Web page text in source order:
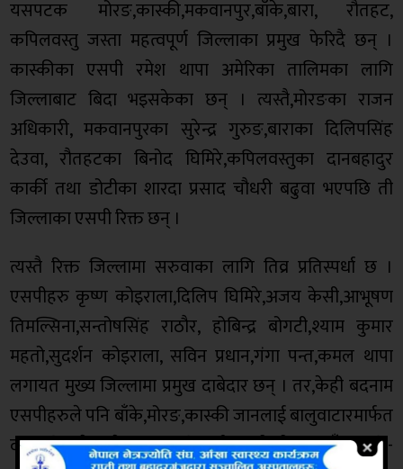
यसपटक मोरङ,कास्की,मकवानपुर,बाँके,बारा, रौतहट,
कपिलवस्तु जस्ता महत्वपूर्ण जिल्लाका प्रमुख फेरिदै छन् ।
कास्कीका एसपी रमेश थापा अमेरिका तालिमका लागि
जिल्लाबाट बिदा भइसकेका छन् । त्यस्तै,मोरङका राजन
अधिकारी, मकवानपुरका सुरेन्द्र गुरुङ,बाराका दिलिपसिंह
देउवा, रौतहटका बिनोद घिमिरे,कपिलवस्तुका दानबहादुर
कार्की तथा डोटीका शारदा प्रसाद चौधरी बढुवा भएपछि ती
जिल्लाका एसपी रिक्त छन् ।
त्यस्तै रिक्त जिल्लामा सरुवाका लागि तिव्र प्रतिस्पर्धा छ ।
एसपीहरु कृष्ण कोइराला,दिलिप घिमिरे,अजय केसी,आभूषण
तिमल्सिना,सन्तोषसिंह राठौर, होबिन्द्र बोगटी,श्याम कुमार
महतो,सुदर्शन कोइराला, सविन प्रधान,गंगा पन्त,कमल थापा
लगायत मुख्य जिल्लामा प्रमुख दाबेदार छन् । तर,केही बदनाम
एसपीहरुले पनि बाँके,मोरङ,कास्की जानलाई बालुवाटारमार्फत
दबाब दिइरहेकाले सरुवामा ढिलाई भएको स्रोत बताउँछ ।दृष्टि-